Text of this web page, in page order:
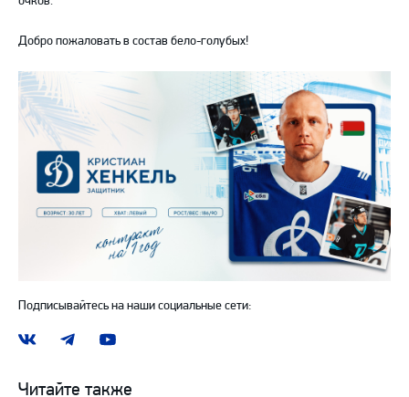
Добро пожаловать в состав бело-голубых!
Подписывайтесь на наши социальные сети:
Наша
ВКонтакте
Наш
в
Наш
Читайте также